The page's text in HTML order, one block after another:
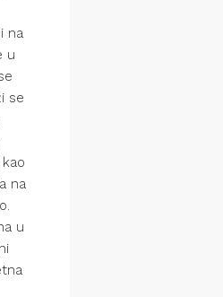
na
u
se
na
u